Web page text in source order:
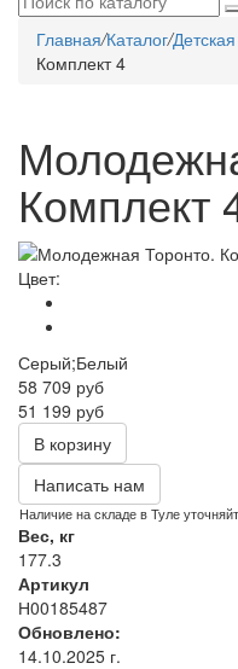
Главная/Каталог/
Комплект 4
Комплект
Цвет:
Серый;Белый
58 709 руб
51 199 руб
В корзину
Написать нам
Наличие на складе в Туле
Вес, кг
177.3
Артикул
Н00185487
Обновлено:
14.10.2025 г.